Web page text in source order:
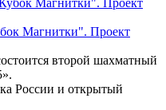
Магнитки". Проект
второй шахматный
России и открытый